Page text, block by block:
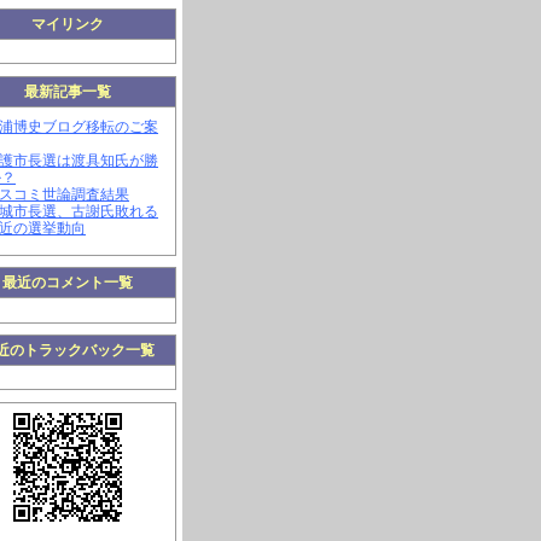
マイリンク
最新記事一覧
博史ブログ移転のご案
市長選は渡具知氏が勝
コミ世論調査結果
市長選、古謝氏敗れる
の選挙動向
最近のコメント一覧
のトラックバック一覧